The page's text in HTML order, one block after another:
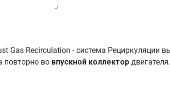
Gas Recirculation - система Рециркуляции
повторно во впускной коллектор двигателя.